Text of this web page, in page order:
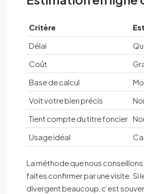
Critère
Délai
Coût
Base de calcul
Voit votre bien précis
Tient compte du titre foncier
Usage idéal
La méthode que nous
faites confirmer par une visite. Si
divergent beaucoup, c’est